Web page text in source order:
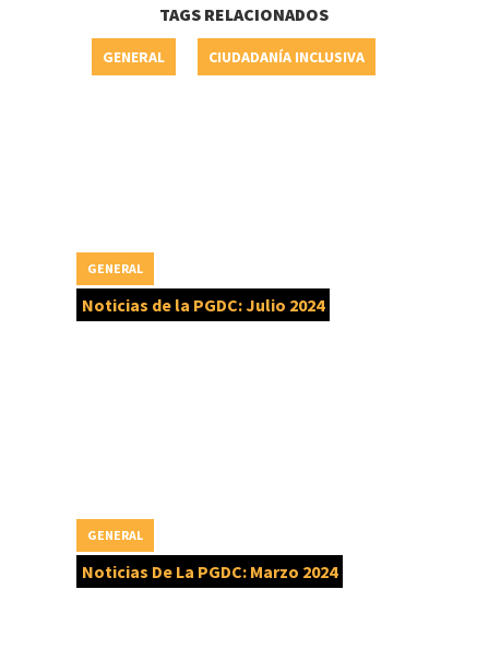
TAGS RELACIONADOS
GENERAL CIUDADANÍA INCLUSIVA
Noticias de la PGDC: Julio 2024
GENERAL
Noticias De La PGDC: Marzo 2024
GENERAL